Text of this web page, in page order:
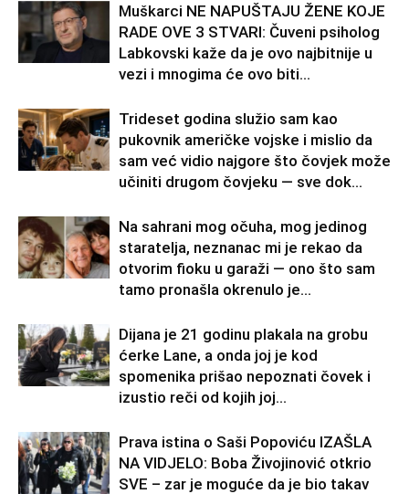
Muškarci NE NAPUŠTAJU ŽENE KOJE
RADE OVE 3 STVARI: Čuveni psiholog
Labkovski kaže da je ovo najbitnije u
vezi i mnogima će ovo biti...
Trideset godina služio sam kao
pukovnik američke vojske i mislio da
sam već vidio najgore što čovjek može
učiniti drugom čovjeku — sve dok...
Na sahrani mog očuha, mog jedinog
staratelja, neznanac mi je rekao da
otvorim fioku u garaži — ono što sam
tamo pronašla okrenulo je...
Dijana je 21 godinu plakala na grobu
ćerke Lane, a onda joj je kod
spomenika prišao nepoznati čovek i
izustio reči od kojih joj...
Prava istina o Saši Popoviću IZAŠLA
NA VIDJELO: Boba Živojinović otkrio
SVE – zar je moguće da je bio takav